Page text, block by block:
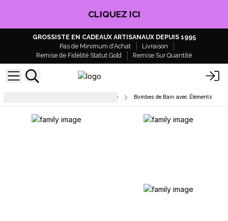
CLIQUEZ ICI
GROSSISTE EN CADEAUX ARTISANAUX DEPUIS 1995
Pas de Minimum d'Achat
Livraison
Remise de Fidélité Statut Gold
Remise Sur Quantité
Bombes de bain - Marque blanche Bombes de Bain avec Éléments